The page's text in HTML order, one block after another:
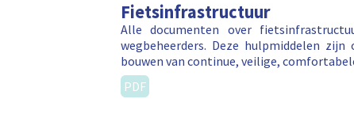
Fietsinfrastructuur
Alle documenten over
wegbeheerders. Deze hulpmiddelen
bouwen van continue, veilige,
PDF